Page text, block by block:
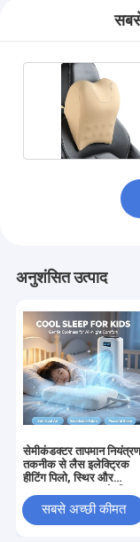
सबसे
अनुशंसित उत्पाद
सेमीकंडक्टर तापमान
तकनीक से लैस इलेक्ट्रिक
हीटिंग पिलो, स्थिर और
सबसे अच्छी कीमत